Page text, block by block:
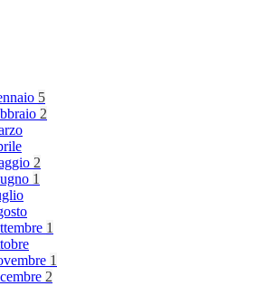
5
2
2
1
1
1
2